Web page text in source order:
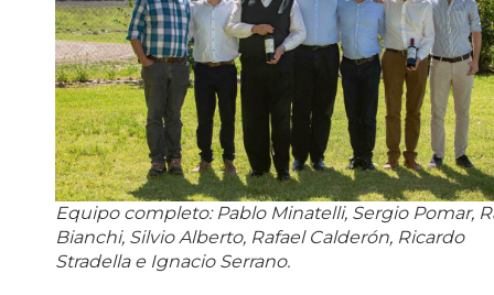
Equipo completo: Pablo Minatelli, Sergio Pomar,
Bianchi, Silvio Alberto, Rafael Calderón, Ricardo
Stradella e Ignacio Serrano.